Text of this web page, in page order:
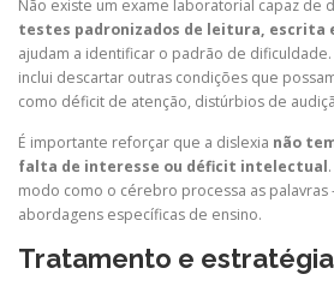
Não existe um exame laboratorial capaz de
testes padronizados de leitura, escrita
ajudam a identificar o padrão de
inclui descartar outras condições que
como déficit de atenção, distúrbios de
É importante reforçar que a dislexia não
falta de interesse ou déficit intelectual
modo como o cérebro processa as
abordagens específicas de ensino.
Tratamento e